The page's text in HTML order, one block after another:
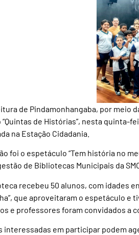
de Pindamonhangaba, por meio
de Histórias”, nesta quinta-
na Estação Cidadania.
foi o espetáculo “Tem história no
de Bibliotecas Municipais da
recebeu 50 alunos, com idades
que aproveitaram o espetáculo e
e professores foram convidados a
interessadas em participar podem